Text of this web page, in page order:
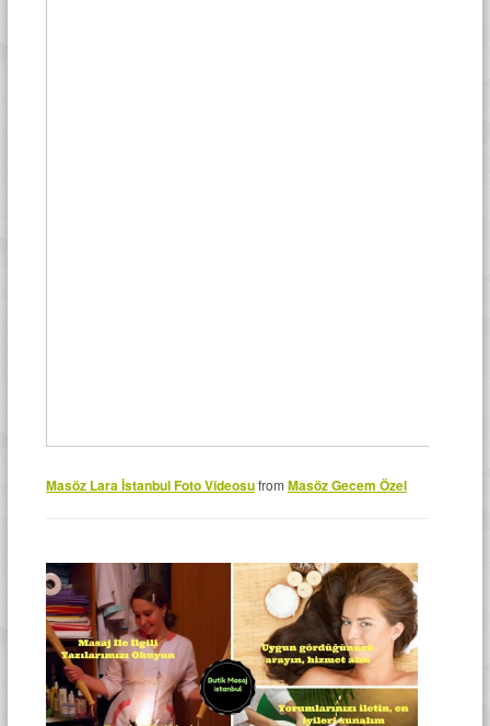
Masöz Lara İstanbul Foto Videosufrom Masöz Gecem Özel